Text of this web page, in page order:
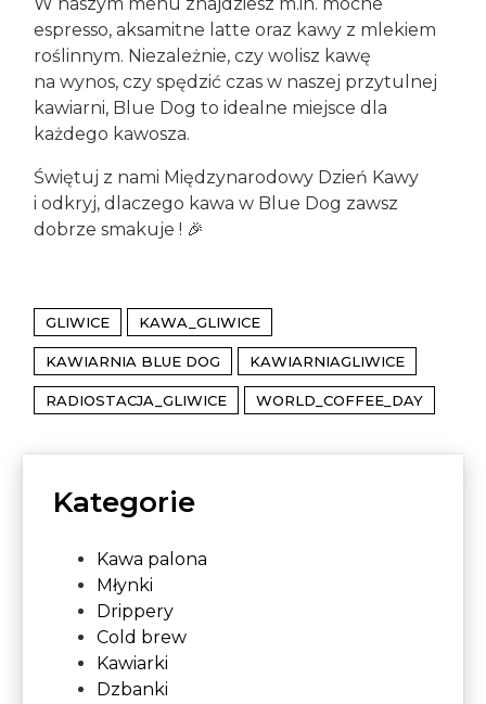
espresso, aksamitne latte oraz kawy z mlekiem
roślinnym. Niezależnie, czy wolisz kawę
na wynos, czy spędzić czas w naszej przytulnej
kawiarni, Blue Dog to idealne miejsce dla
każdego kawosza.
Świętuj z nami Międzynarodowy Dzień Kawy
i odkryj, dlaczego kawa w Blue Dog zawsz
dobrze smakuje ! 🎉
GLIWICE KAWA_GLIWICE
KAWIARNIA BLUE DOG KAWIARNIAGLIWICE
RADIOSTACJA_GLIWICE WORLD_COFFEE_DAY
Kategorie
Kawa palona
Młynki
Drippery
Cold brew
Kawiarki
Dzbanki